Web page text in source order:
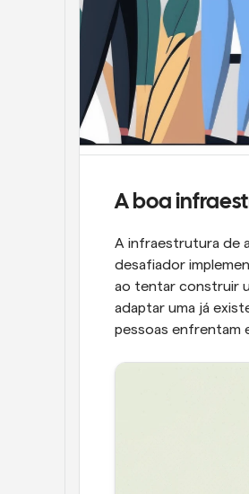
A boa
A infraestrutura de
desafiador
ao tentar construir
adaptar uma já
pessoas enfrentam